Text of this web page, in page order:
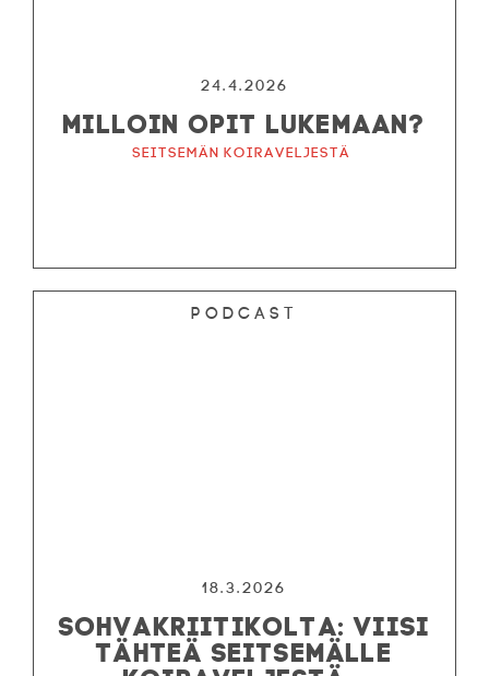
24.4.2026
MILLOIN OPIT LUKEMAAN?
Seitsemän koiraveljestä
Podcast
18.3.2026
SOHVAKRIITIKOLTA: VIISI
TÄHTEÄ SEITSEMÄLLE